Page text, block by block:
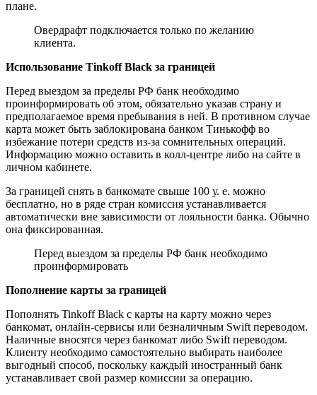
плане.
Овердрафт подключается только по желанию
клиента.
Использование Tinkoff Black за границей
Перед выездом за пределы РФ банк необходимо
проинформировать об этом, обязательно указав страну и
предполагаемое время пребывания в ней. В противном случае
карта может быть заблокирована банком Тинькофф во
избежание потери средств из-за сомнительных операций.
Информацию можно оставить в колл-центре либо на сайте в
личном кабинете.
За границей снять в банкомате свыше 100 у. е. можно
бесплатно, но в ряде стран комиссия устанавливается
автоматически вне зависимости от лояльности банка. Обычно
она фиксированная.
Перед выездом за пределы РФ банк необходимо
проинформировать
Пополнение карты за границей
Пополнять Tinkoff Black с карты на карту можно через
банкомат, онлайн-сервисы или безналичным Swift переводом.
Наличные вносятся через банкомат либо Swift переводом.
Клиенту необходимо самостоятельно выбирать наиболее
выгодный способ, поскольку каждый иностранный банк
устанавливает свой размер комиссии за операцию.